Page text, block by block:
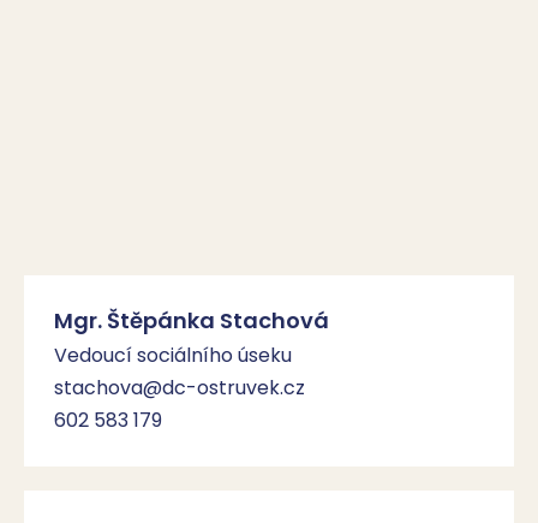
Mgr. Štěpánka Stachová
Vedoucí sociálního úseku
stachova@dc-ostruvek.cz
602 583 179